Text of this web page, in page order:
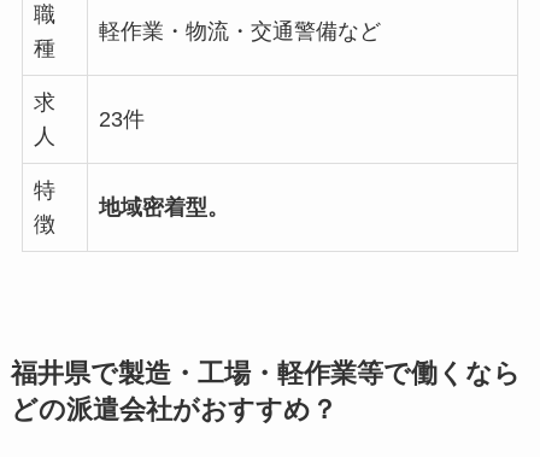
職
種
軽作業・物流・交通警備など
求
人
23件
特
徴
地域密着型。
福井県で製造・工場・軽作業等で働くなら
どの派遣会社がおすすめ？